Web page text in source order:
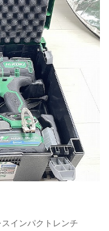
インパクトレンチ